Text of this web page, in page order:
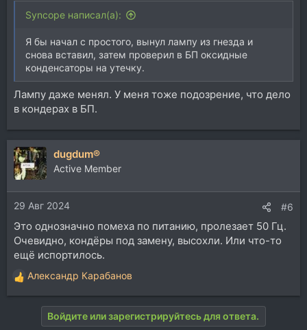
Syncope написал(а):
Я бы начал с простого, вынул лампу из гнезда и
снова вставил, затем проверил в БП оксидные
конденсаторы на утечку.
Лампу даже менял. У меня тоже подозрение, что дело
в кондерах в БП.
dugdum®
Active Member
29 Авг 2024 #6
Это однозначно помеха по питанию, пролезает 50 Гц.
Очевидно, кондёры под замену, высохли. Или что-то
ещё испортилось.
Р
е
Александр Карабанов
Войдите или зарегистрируйтесь для ответа.